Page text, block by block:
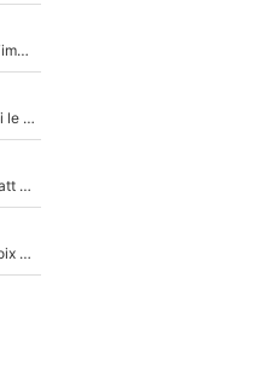
En plein cauchemar après son transfert à l'OM, Quinten Timber raconte ses doutes après sa signature à Marseille
Yan Diomandé était trop cher pour le PSG : Voilà pourquoi le Real Madrid a accepté de payer la somme record de 140M€ pour boucler son transfert !
De l'équipe de France à The Voice Kids : Contacté par Matt Pokora, Kylian Mbappé a accepté de jouer un rôle inédit sur TF1 !
La Liga sur beIN Sports c’est terminé, DAZN a fait son choix pour Benjamin Da Silva et Omar Da Fonseca !